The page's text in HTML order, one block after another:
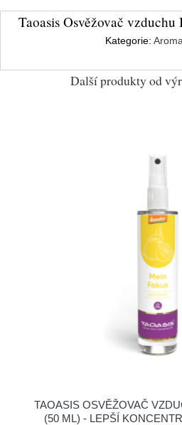
Taoasis Osvěžovač
Kategorie:
Další produkty od
TAOASIS OSVĚŽOVAČ
(50 ML) - LEPŠÍ